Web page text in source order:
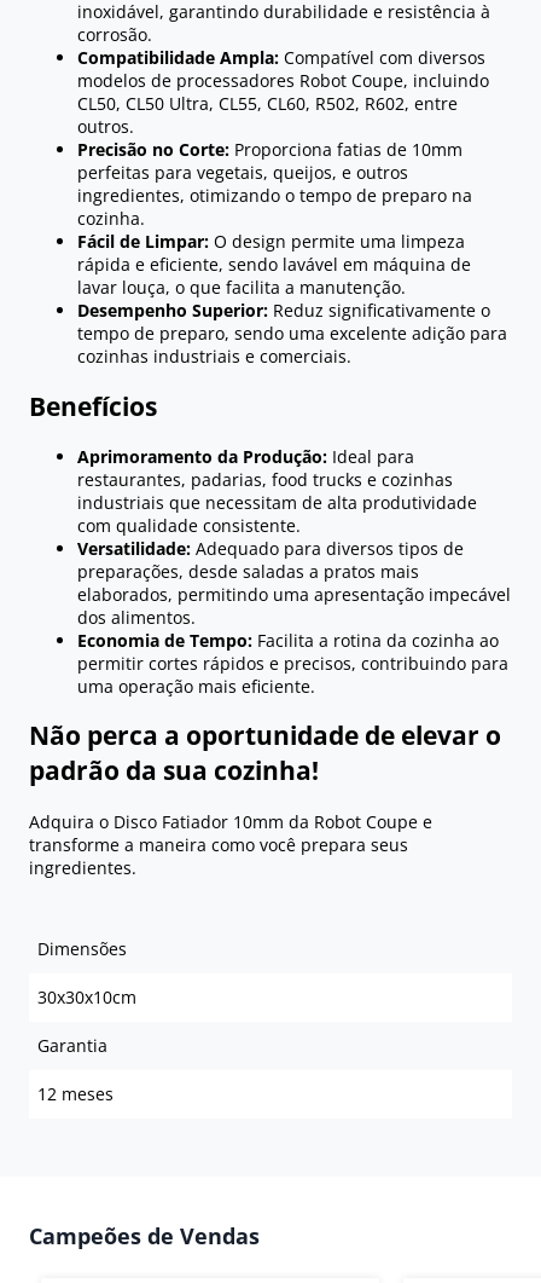
inoxidável, garantindo durabilidade e resistência à
corrosão.
Compatibilidade Ampla: Compatível com diversos
modelos de processadores Robot Coupe, incluindo
CL50, CL50 Ultra, CL55, CL60, R502, R602, entre
outros.
Precisão no Corte: Proporciona fatias de 10mm
perfeitas para vegetais, queijos, e outros
ingredientes, otimizando o tempo de preparo na
cozinha.
Fácil de Limpar: O design permite uma limpeza
rápida e eficiente, sendo lavável em máquina de
lavar louça, o que facilita a manutenção.
Desempenho Superior: Reduz significativamente o
tempo de preparo, sendo uma excelente adição para
cozinhas industriais e comerciais.
Benefícios
Aprimoramento da Produção: Ideal para
restaurantes, padarias, food trucks e cozinhas
industriais que necessitam de alta produtividade
com qualidade consistente.
Versatilidade: Adequado para diversos tipos de
preparações, desde saladas a pratos mais
elaborados, permitindo uma apresentação impecável
dos alimentos.
Economia de Tempo: Facilita a rotina da cozinha ao
permitir cortes rápidos e precisos, contribuindo para
uma operação mais eficiente.
Não perca a oportunidade de elevar o
padrão da sua cozinha!
Adquira o Disco Fatiador 10mm da Robot Coupe e
transforme a maneira como você prepara seus
ingredientes.
Dimensões
30x30x10cm
Garantia
12 meses
Campeões de Vendas